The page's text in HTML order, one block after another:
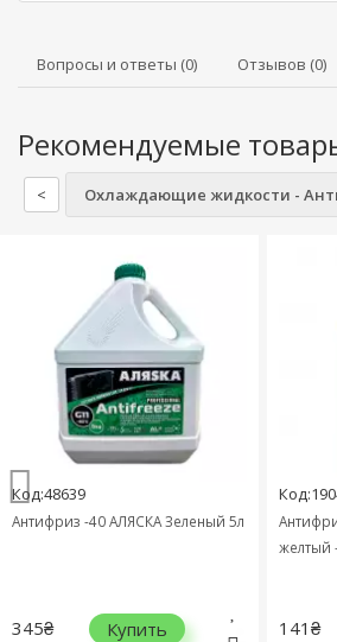
Вопросы и ответы (0) Отзывов (0)
Рекомендуемые
< Охлаждающие жидкости -
Код:48639
Антифриз -40 АЛЯСКА Зеленый 5л
345₴ Купить
желтый
141₴